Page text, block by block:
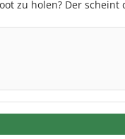
zu holen? Der